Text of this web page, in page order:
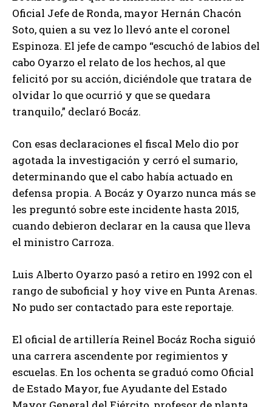
Oficial Jefe de Ronda, mayor Hernán Chacón
Soto, quien a su vez lo llevó ante el coronel
Espinoza. El jefe de campo “escuchó de labios del
cabo Oyarzo el relato de los hechos, al que
felicitó por su acción, diciéndole que tratara de
olvidar lo que ocurrió y que se quedara
tranquilo,” declaró Bocáz.
Con esas declaraciones el fiscal Melo dio por
agotada la investigación y cerró el sumario,
determinando que el cabo había actuado en
defensa propia. A Bocáz y Oyarzo nunca más se
les preguntó sobre este incidente hasta 2015,
cuando debieron declarar en la causa que lleva
el ministro Carroza.
Luis Alberto Oyarzo pasó a retiro en 1992 con el
rango de suboficial y hoy vive en Punta Arenas.
No pudo ser contactado para este reportaje.
El oficial de artillería Reinel Bocáz Rocha siguió
una carrera ascendente por regimientos y
escuelas. En los ochenta se graduó como Oficial
de Estado Mayor, fue Ayudante del Estado